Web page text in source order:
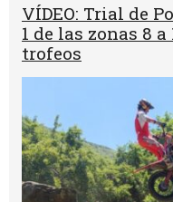
VÍDEO: Trial de
1 de las zonas 8
trofeos